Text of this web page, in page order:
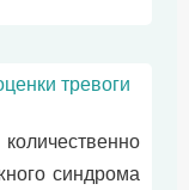
тревоги
синдрома